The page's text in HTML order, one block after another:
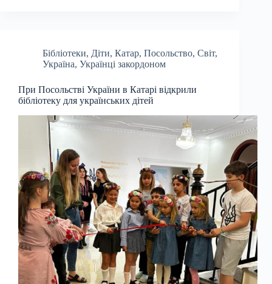
Бібліотеки, Діти, Катар, Посольство, Світ,
Україна, Українці закордоном
При Посольстві України в Катарі відкрили
бібліотеку для українських дітей